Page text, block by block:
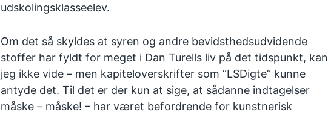
udskolingsklasseelev.
Om det så skyldes at syren og andre bevidsthedsudvidende
stoffer har fyldt for meget i Dan Turells liv på det tidspunkt, kan
jeg ikke vide – men kapiteloverskrifter som “LSDigte” kunne
antyde det. Til det er der kun at sige, at sådanne indtagelser
måske – måske! – har været befordrende for kunstnerisk